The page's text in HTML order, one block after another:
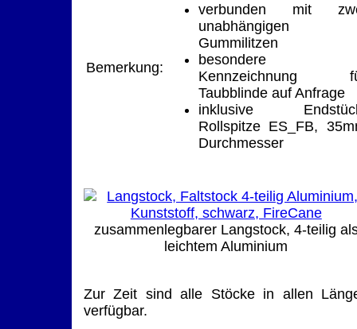
Bemerkung:
verbunden mit
unabhängigen
Gummilitzen
besondere
Kennzeichnung
Taubblinde auf Anfrage
inklusive
Rollspitze ES_FB,
Durchmesser
zusammenlegbarer Langstock, 4-teilig
leichtem Aluminium
Zur Zeit sind alle Stöcke in allen
verfügbar.